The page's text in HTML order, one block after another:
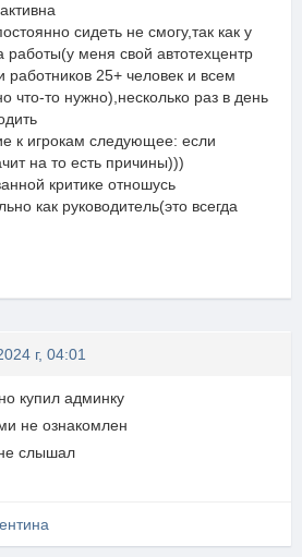
сидеть не смогу,так как у
работы(у меня свой автотехцентр
работников 25+ человек и всем
что-то нужно),несколько раз в день
к игрокам следующее: если
на то есть причины)))
критике отношусь
как руководитель(это всегда
г, 04:01
купил админку
не ознакомлен
слышал